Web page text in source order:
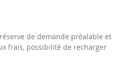
de demande préalable et
frais, possibilité de recharger